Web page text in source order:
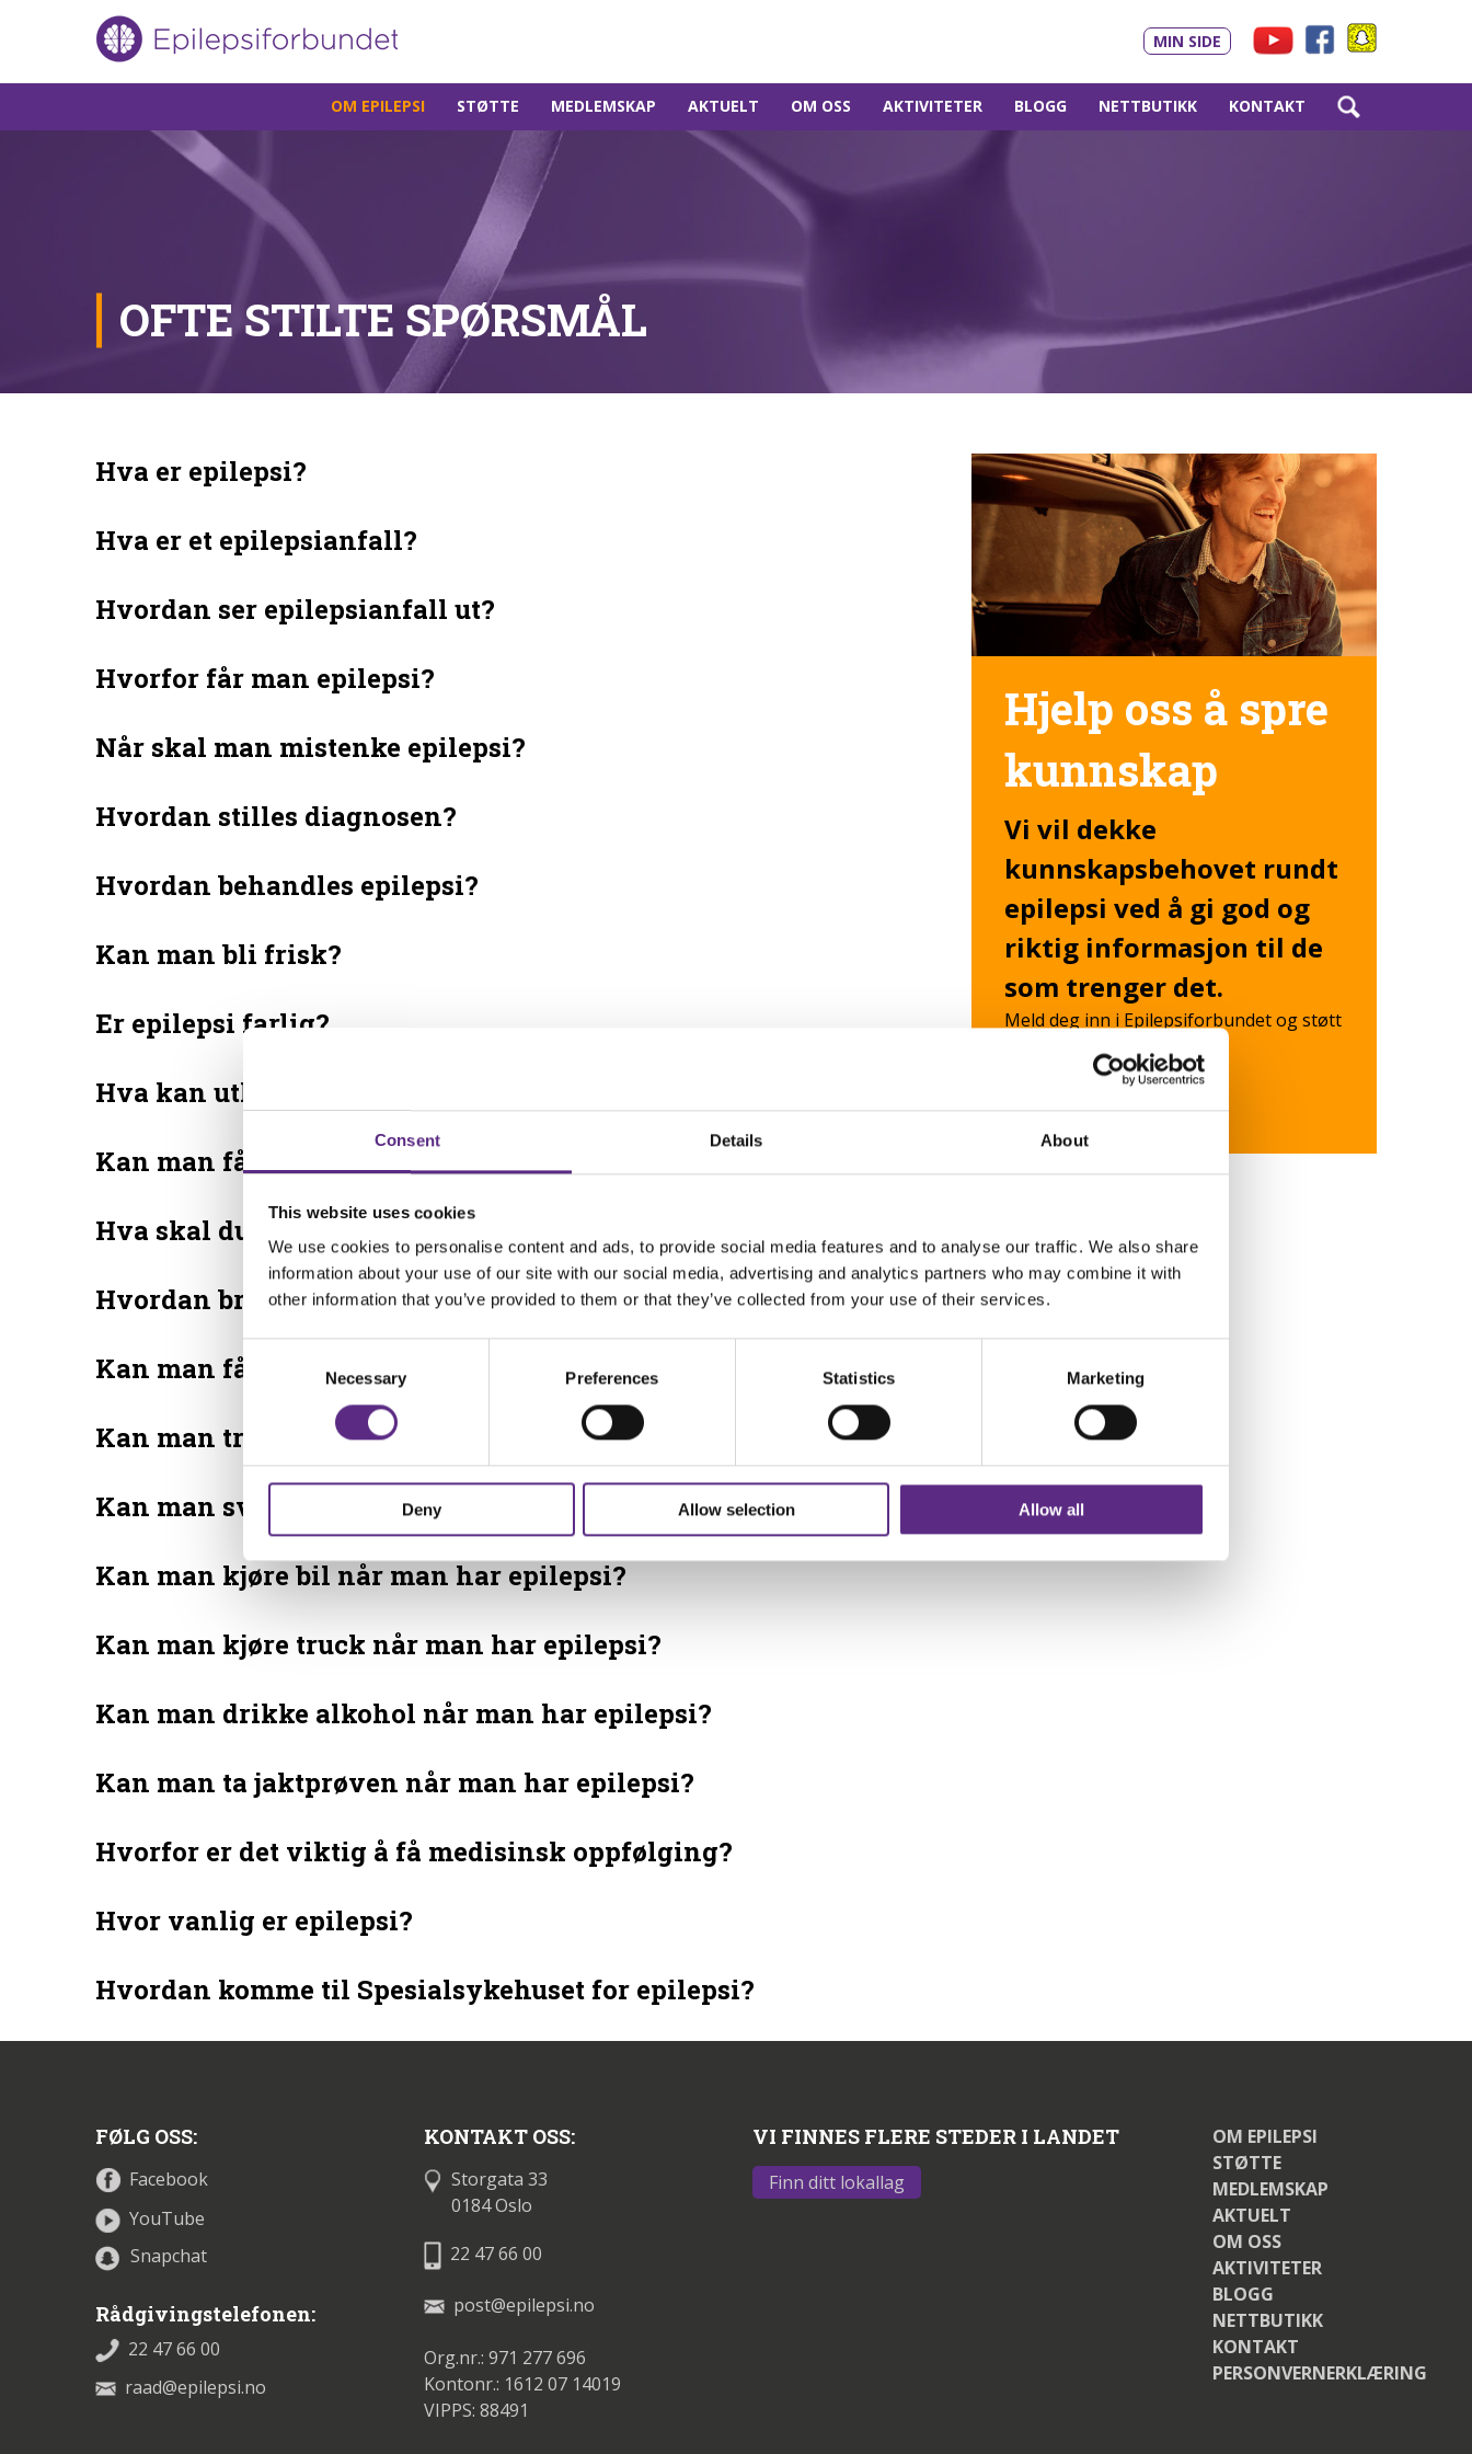
Consent Details About
This website uses cookies
We use cookies to personalise content and ads, to provide social media features and to analyse our traffic. We also share
information about your use of our site with our social media, advertising and analytics partners who may combine it with
other information that you’ve provided to them or that they’ve collected from your use of their services.
Selection
Necessary Preferences Statistics Marketing
Deny Allow selection Allow all
MIN SIDE
innholdet
OM EPILEPSI STØTTE MEDLEMSKAP AKTUELT OM OSS AKTIVITETER BLOGG NETTBUTIKK KONTAKT
OFTE STILTE SPØRSMÅL
Hva er epilepsi?
Hva er et epilepsianfall?
Hvordan ser epilepsianfall ut?
Hvorfor får man epilepsi?
Når skal man mistenke epilepsi?
Hvordan stilles diagnosen?
Hvordan behandles epilepsi?
Kan man bli frisk?
Er epilepsi farlig?
Hva kan utløse anfall?
Kan man få epilepsianfall av blinkende lys?
Hva skal du gjøre hvis noen får epilepsianfall?
Hvordan bruker man akuttmedisin?
Kan man få barn?
Kan man trene?
Kan man svømme?
Kan man kjøre bil når man har epilepsi?
Kan man kjøre truck når man har epilepsi?
Kan man drikke alkohol når man har epilepsi?
Kan man ta jaktprøven når man har epilepsi?
Hvorfor er det viktig å få medisinsk oppfølging?
Hvor vanlig er epilepsi?
Hvordan komme til Spesialsykehuset for epilepsi?
Hjelp oss å spre
kunnskap
Vi vil dekke
kunnskapsbehovet rundt
epilepsi ved å gi god og
riktig informasjon til de
som trenger det.
Meld deg inn i Epilepsiforbundet og støtt
FØLG OSS:
Facebook
YouTube
Snapchat
Rådgivingstelefonen:
22 47 66 00
raad@epilepsi.no
KONTAKT OSS:
Storgata 33
0184 Oslo
22 47 66 00
post@epilepsi.no
Org.nr.: 971 277 696
Kontonr.: 1612 07 14019
VIPPS: 88491
VI FINNES FLERE STEDER I LANDET
Finn ditt lokallag
OM EPILEPSI
STØTTE
MEDLEMSKAP
AKTUELT
OM OSS
AKTIVITETER
BLOGG
NETTBUTIKK
KONTAKT
PERSONVERNERKLÆRING